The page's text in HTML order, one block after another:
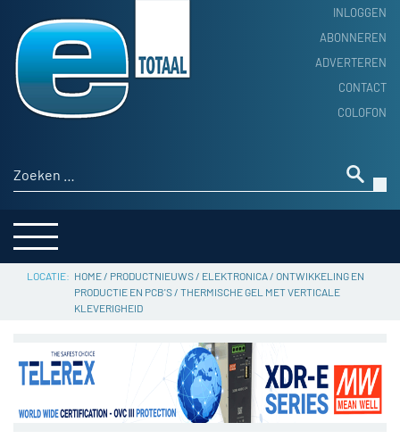
INLOGGEN
ABONNEREN
ADVERTEREN
CONTACT
COLOFON
Zoeken naar:
HOME
PRODUCTNIEUWS
ACHTERGROND
THEMA’S
SERVICE
HOME/ PRODUCTNIEUWS/ ELEKTRONICA/ ONTWIKKELING EN
PRODUCTIE EN PCB'S/ THERMISCHE GEL MET VERTICALE
KLEVERIGHEID